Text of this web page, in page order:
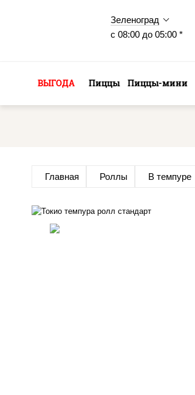
Зеленоград
с 08:00 до 05:00 *
ВЫГОДА Пиццы Пиццы-мини
Главная Роллы В темпуре